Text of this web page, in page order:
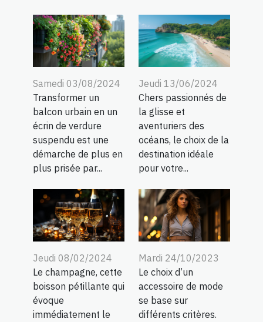
Samedi 03/08/2024
Transformer un
balcon urbain en un
écrin de verdure
suspendu est une
démarche de plus en
plus prisée par...
Jeudi 13/06/2024
Chers passionnés de
la glisse et
aventuriers des
océans, le choix de la
destination idéale
pour votre...
Jeudi 08/02/2024
Le champagne, cette
boisson pétillante qui
évoque
immédiatement le
Mardi 24/10/2023
Le choix d’un
accessoire de mode
se base sur
différents critères.